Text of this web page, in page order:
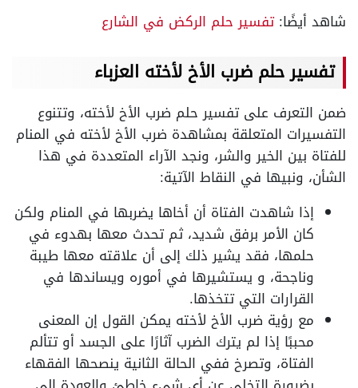
شاهد أيضًا:تفسير حلم الركض في الشارع
تفسير حلم ضرب الأخ لأخته العزباء
ضمن التعرف على تفسير حلم ضرب الأخ لأخته، وتتنوع
التفسيرات المتعلقة بمشاهدة ضرب الأخ لأخته في المنام
للفتاة بين الخير والشر، ونجد الآراء المتعددة في هذا
الشأن، ونبيها في النقاط الآتية:
إذا شاهدت الفتاة أن أخاها يضربها في المنام ولكن
كان الأمر برفق شديد، ثم تحدث معها بهدوء في
حلمها، فقد يشير ذلك إلى أن علاقته معها طيبة
وناجحة، و يستشيرها في أموره ويساندها في
القرارات التي تتخذها.
مع رؤية ضرب الأخ لأخته يمكن القول إن المعنى
محببًا إذا لم يترك الضرب آثارًا على الجسد أو تتألم
الفتاة، وتصرخ ففي الحالة الثانية ينصحها الفقهاء